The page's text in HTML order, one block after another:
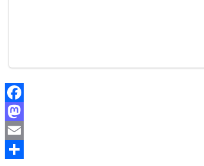
Facebook
Mastodon
Email